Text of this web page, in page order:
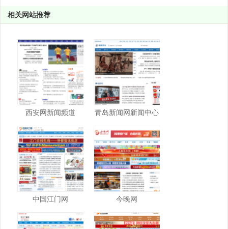
相关网站推荐
西安网新闻频道 青岛新闻网新闻中心
中国江门网 今晚网